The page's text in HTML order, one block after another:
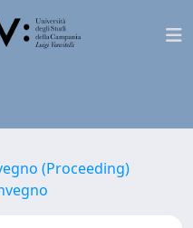
(Proceeding)